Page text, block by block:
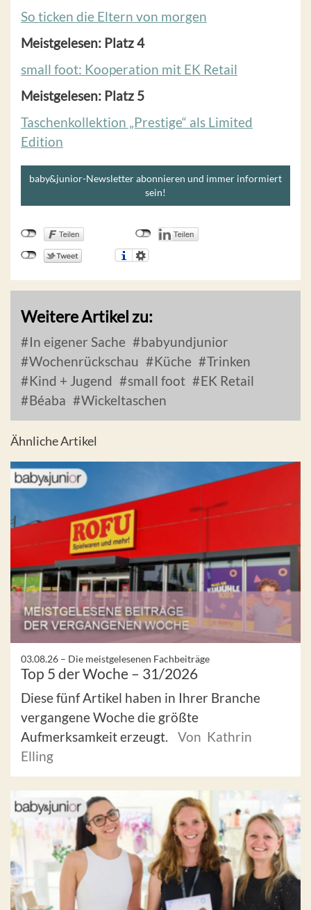
So ticken die Eltern von morgen
Meistgelesen: Platz 4
small foot: Kooperation mit EK Retail
Meistgelesen: Platz 5
Taschenkollektion „Prestige“ als Limited
Edition
baby&junior-Newsletter abonnieren und immer informiert
sein!
Weitere Artikel zu:
In eigener Sache
babyundjunior
Wochenrückschau
Küche
Trinken
Kind + Jugend
small foot
EK Retail
Béaba
Wickeltaschen
Ähnliche Artikel
03.08.26 – Die meistgelesenen Fachbeiträge
Top 5 der Woche – 31/2026
Diese fünf Artikel haben in Ihrer Branche
vergangene Woche die größte
Aufmerksamkeit erzeugt.
Von Kathrin
Elling